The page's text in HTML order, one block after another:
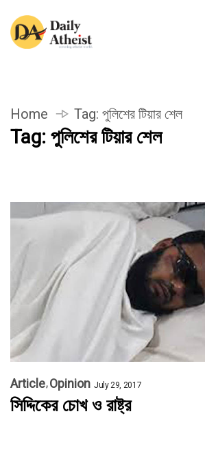
Home Tag: পুলিশের টিয়ার শেল
Tag: পুলিশের টিয়ার শেল
Article Opinion July 29, 2017
সিদ্দিকের চোখ ও রাষ্ট্র